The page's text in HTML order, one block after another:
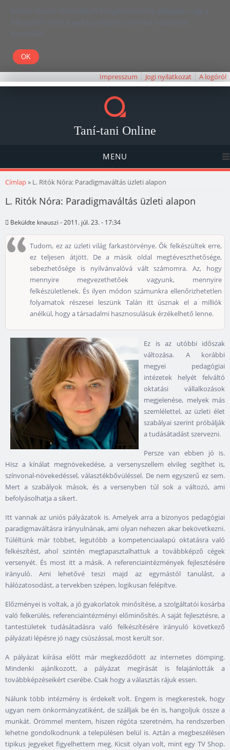
Kedves Olvasó! Weboldalunk böngészésével Ön elfogadja, hogy a
felhasználói élmény javítása céljából cookie-kat használunk.
Köszönjük!
Impresszum Jogi nyilatkozat A logóról
Taní-tani Online
MENU
Jelenlegi hely
Címlap» L. Ritók Nóra: Paradigmaváltás üzleti alapon
L. Ritók Nóra: Paradigmaváltás üzleti alapon
Beküldte knauszi - 2011. júl. 23. - 17:34
Tudom, ez az üzleti világ farkastörvénye. Ők felkészültek erre,
ez teljesen átjött. De a másik oldal megtéveszthetősége,
sebezhetősége is nyilvánvalóvá vált számomra. Az, hogy
mennyire megvezethetőek vagyunk, mennyire
felkészületlenek. És ilyen módon számunkra ellenőrizhetetlen
folyamatok részesei leszünk Talán itt úsznak el a milliók
anélkül, hogy a társadalmi hasznosulásuk érzékelhető lenne.
Ez is az utóbbi időszak
változása. A korábbi
megyei pedagógiai
intézetek helyét felváltó
oktatási vállalkozások
megjelenése, melyek más
szemlélettel, az üzleti élet
szabályai szerint próbálják
a tudásátadást szervezni.
Persze van ebben jó is.
Hisz a kínálat megnövekedése, a versenyszellem elvileg segíthet is,
színvonal-növekedéssel, választékbővüléssel. De nem egyszerű ez sem.
Mert a szabályok mások, és a versenyben túl sok a változó, ami
befolyásolhatja a sikert.
Itt vannak az uniós pályázatok is. Amelyek arra a bizonyos pedagógiai
paradigmaváltásra irányulnának, ami olyan nehezen akar bekövetkezni.
Túléltünk már többet, legutóbb a kompetenciaalapú oktatásra való
felkészítést, ahol szintén megtapasztalhattuk a továbbképző cégek
versenyét. És most itt a másik. A referenciaintézmények fejlesztésére
irányuló. Ami lehetővé teszi majd az egymástól tanulást, a
hálózatosodást, a tervekben szépen, logikusan felépítve.
Előzményei is voltak, a jó gyakorlatok minősítése, a szolgáltatói kosárba
való felkerülés, referenciaintézményi előminősítés. A saját fejlesztésre, a
tantestületek tudásátadásra való felkészítésére irányuló következő
pályázati lépésre jó nagy csúszással, most került sor.
A pályázat kiírása előtt már megkezdődött az internetes dömping.
Mindenki ajánlkozott, a pályázat megírását is felajánlották a
továbbképzéseikért cserébe. Csak hogy a választás rájuk essen.
Nálunk több intézmény is érdekelt volt. Engem is megkerestek, hogy
ugyan nem önkormányzatiként, de szálljak be én is, hangoljuk össze a
munkát. Örömmel mentem, hiszen régóta szeretném, ha rendszerben
lehetne gondolkodnunk a településen belül is. Aztán a megbeszélésen
tipikus jegyeket figyelhettem meg. Kicsit olyan volt, mint egy TV Shop.